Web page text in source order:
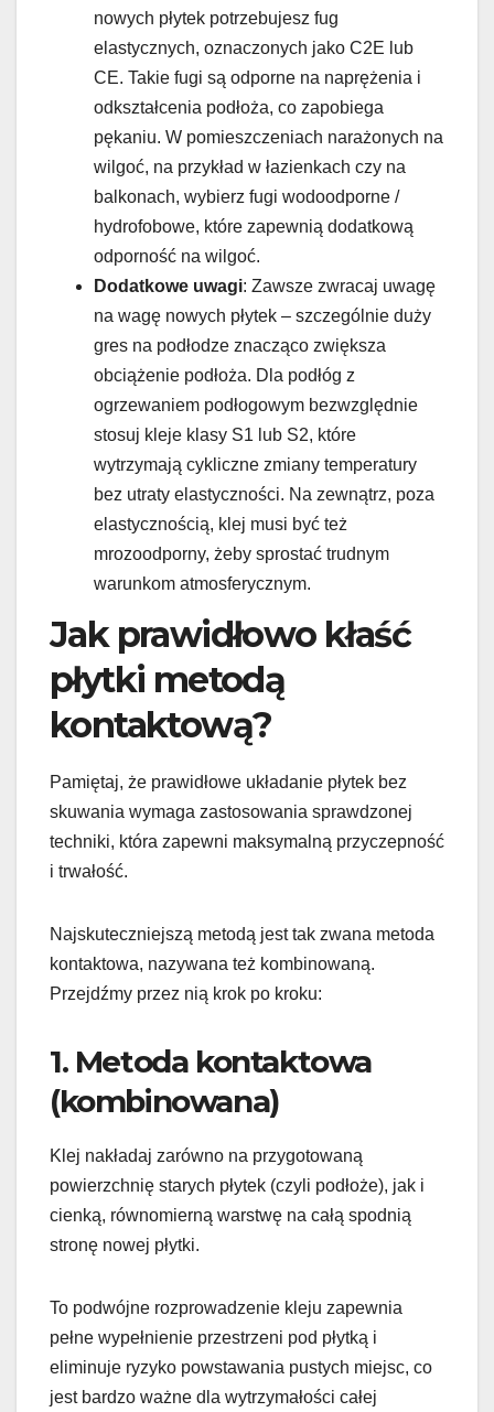
nowych płytek potrzebujesz fug
elastycznych, oznaczonych jako C2E lub
CE. Takie fugi są odporne na naprężenia i
odkształcenia podłoża, co zapobiega
pękaniu. W pomieszczeniach narażonych na
wilgoć, na przykład w łazienkach czy na
balkonach, wybierz fugi wodoodporne /
hydrofobowe, które zapewnią dodatkową
odporność na wilgoć.
Dodatkowe uwagi: Zawsze zwracaj uwagę
na wagę nowych płytek – szczególnie duży
gres na podłodze znacząco zwiększa
obciążenie podłoża. Dla podłóg z
ogrzewaniem podłogowym bezwzględnie
stosuj kleje klasy S1 lub S2, które
wytrzymają cykliczne zmiany temperatury
bez utraty elastyczności. Na zewnątrz, poza
elastycznością, klej musi być też
mrozoodporny, żeby sprostać trudnym
warunkom atmosferycznym.
Jak prawidłowo kłaść
płytki metodą
kontaktową?
Pamiętaj, że prawidłowe układanie płytek bez
skuwania wymaga zastosowania sprawdzonej
techniki, która zapewni maksymalną przyczepność
i trwałość.
Najskuteczniejszą metodą jest tak zwana metoda
kontaktowa, nazywana też kombinowaną.
Przejdźmy przez nią krok po kroku:
1. Metoda kontaktowa
(kombinowana)
Klej nakładaj zarówno na przygotowaną
powierzchnię starych płytek (czyli podłoże), jak i
cienką, równomierną warstwę na całą spodnią
stronę nowej płytki.
To podwójne rozprowadzenie kleju zapewnia
pełne wypełnienie przestrzeni pod płytką i
eliminuje ryzyko powstawania pustych miejsc, co
jest bardzo ważne dla wytrzymałości całej